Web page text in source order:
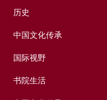
历史
中国文化传承
国际视野
书院生活